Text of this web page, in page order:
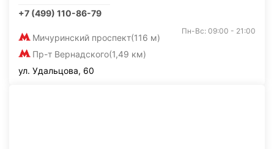
+7 (499) 110-86-79
Мичуринский проспект(116 м)
Пр-т Вернадского(1,49 км)
Пн-Вс: 09:00 - 21:00
ул. Удальцова, 60